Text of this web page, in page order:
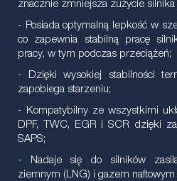
znacznie zmniejsza zużycie
- Posiada optymalną lepkość w
co zapewnia stabilną pracę
pracy, w tym podczas przeciążeń;
- Dzięki wysokiej stabilności
zapobiega starzeniu;
- Kompatybilny ze wszystkimi
DPF, TWC, EGR i SCR dzięki
SAPS;
- Nadaje się do silników
ziemnym (LNG) i gazem naftowym